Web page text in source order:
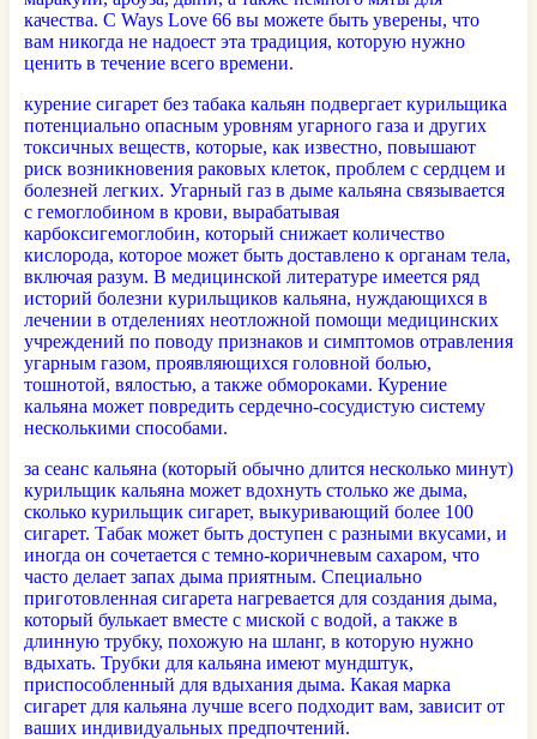
качества. С Ways Love 66 вы можете быть уверены, что
вам никогда не надоест эта традиция, которую нужно
ценить в течение всего времени.
курение сигарет без табака кальян подвергает курильщика
потенциально опасным уровням угарного газа и других
токсичных веществ, которые, как известно, повышают
риск возникновения раковых клеток, проблем с сердцем и
болезней легких. Угарный газ в дыме кальяна связывается
с гемоглобином в крови, вырабатывая
карбоксигемоглобин, который снижает количество
кислорода, которое может быть доставлено к органам тела,
включая разум. В медицинской литературе имеется ряд
историй болезни курильщиков кальяна, нуждающихся в
лечении в отделениях неотложной помощи медицинских
учреждений по поводу признаков и симптомов отравления
угарным газом, проявляющихся головной болью,
тошнотой, вялостью, а также обмороками. Курение
кальяна может повредить сердечно-сосудистую систему
несколькими способами.
за сеанс кальяна (который обычно длится несколько минут)
курильщик кальяна может вдохнуть столько же дыма,
сколько курильщик сигарет, выкуривающий более 100
сигарет. Табак может быть доступен с разными вкусами, и
иногда он сочетается с темно-коричневым сахаром, что
часто делает запах дыма приятным. Специально
приготовленная сигарета нагревается для создания дыма,
который булькает вместе с миской с водой, а также в
длинную трубку, похожую на шланг, в которую нужно
вдыхать. Трубки для кальяна имеют мундштук,
приспособленный для вдыхания дыма. Какая марка
сигарет для кальяна лучше всего подходит вам, зависит от
ваших индивидуальных предпочтений.